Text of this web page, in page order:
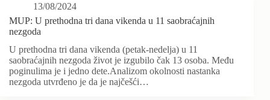
13/08/2024
MUP: U prethodna tri dana vikenda u 11 saobraćajnih
nezgoda
U prethodna tri dana vikenda (petak-nedelja) u 11
saobraćajnih nezgoda život je izgubilo čak 13 osoba. Među
poginulima je i jedno dete.Analizom okolnosti nastanka
nezgoda utvrđeno je da je najčešći…